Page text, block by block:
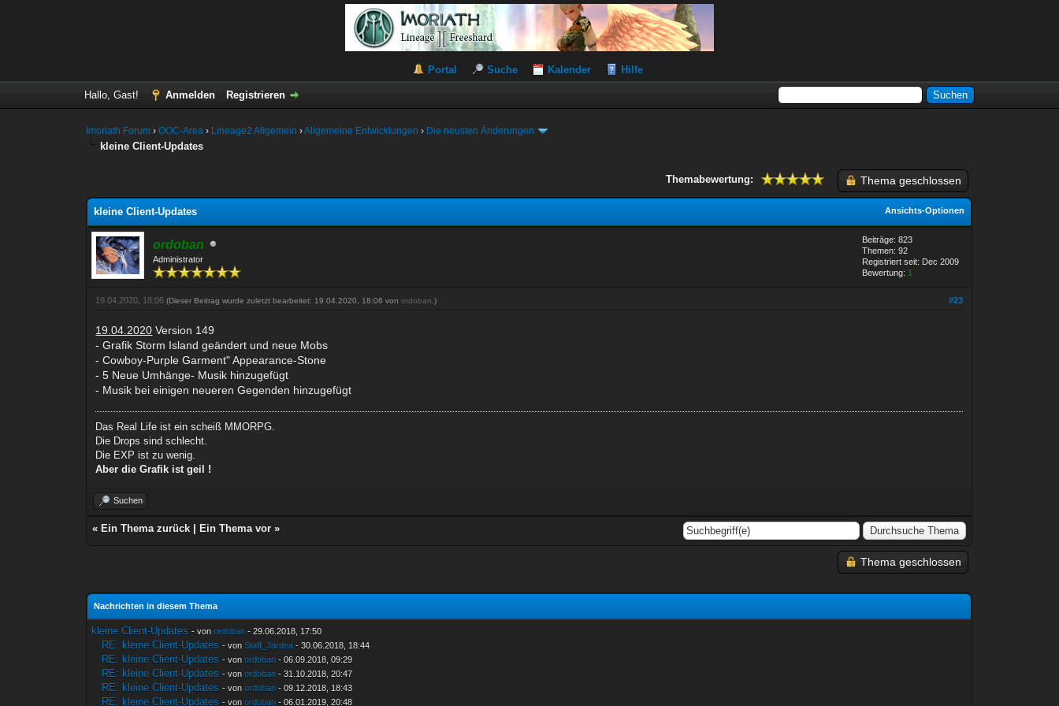
Portal Suche Kalender Hilfe
Hallo, Gast! Anmelden Registrieren
Imoriath Forum ›OOC-Area › Lineage2 Allgemein ›Allgemeine Entwicklungen › Die neusten Änderungen
kleine Client-Updates
Thema geschlossen
Themabewertung:
Ansichts-Optionen
kleine Client-Updates
ordoban
Administrator
Beiträge: 823
Themen: 92
Registriert seit: Dec 2009
Bewertung: 1
#23
19.04.2020, 18:06(Dieser Beitrag wurde zuletzt bearbeitet: 19.04.2020, 18:06 vonordoban .)
19.04.2020 Version 149
- Grafik Storm Island geändert und neue Mobs
- Cowboy-Purple Garment" Appearance-Stone
- 5 Neue Umhänge- Musik hinzugefügt
- Musik bei einigen neueren Gegenden hinzugefügt
Das Real Life ist ein scheiß MMORPG.
Die Drops sind schlecht.
Die EXP ist zu wenig.
Aber die Grafik ist geil !
Suchen
« Ein Thema zurück Ein Thema vor »
Thema geschlossen
Nachrichten in diesem Thema
kleine Client-Updates - vonordoban - 29.06.2018, 17:50
RE: kleine Client-Updates - vonStaff_Jardea - 30.06.2018, 18:44
RE: kleine Client-Updates - vonordoban - 06.09.2018, 09:29
RE: kleine Client-Updates - vonordoban - 31.10.2018, 20:47
RE: kleine Client-Updates - vonordoban - 09.12.2018, 18:43
RE: kleine Client-Updates - vonordoban - 06.01.2019, 20:48